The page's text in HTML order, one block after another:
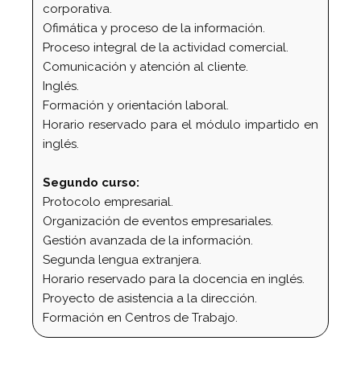
corporativa.
Ofimática y proceso de la información.
Proceso integral de la actividad comercial.
Comunicación y atención al cliente.
Inglés.
Formación y orientación laboral.
Horario reservado para el módulo impartido en
inglés.
Segundo curso:
Protocolo empresarial.
Organización de eventos empresariales.
Gestión avanzada de la información.
Segunda lengua extranjera.
Horario reservado para la docencia en inglés.
Proyecto de asistencia a la dirección.
Formación en Centros de Trabajo.